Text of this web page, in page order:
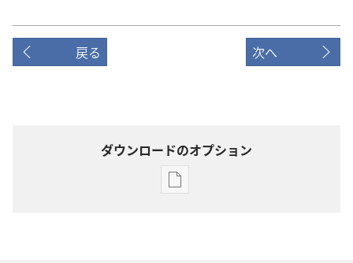
戻る 次へ
ダウンロードのオプション
出